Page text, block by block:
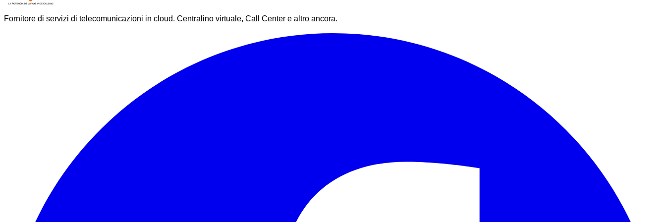
Fornitore di servizi di telecomunicazioni in cloud. Centralino virtuale, Call Center e altro ancora.